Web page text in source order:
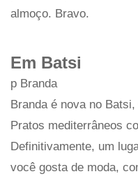
almoço. Bravo.
Em Batsi
p Branda
Branda é nova no
Pratos mediterrâneos
Definitivamente, um
você gosta de moda,